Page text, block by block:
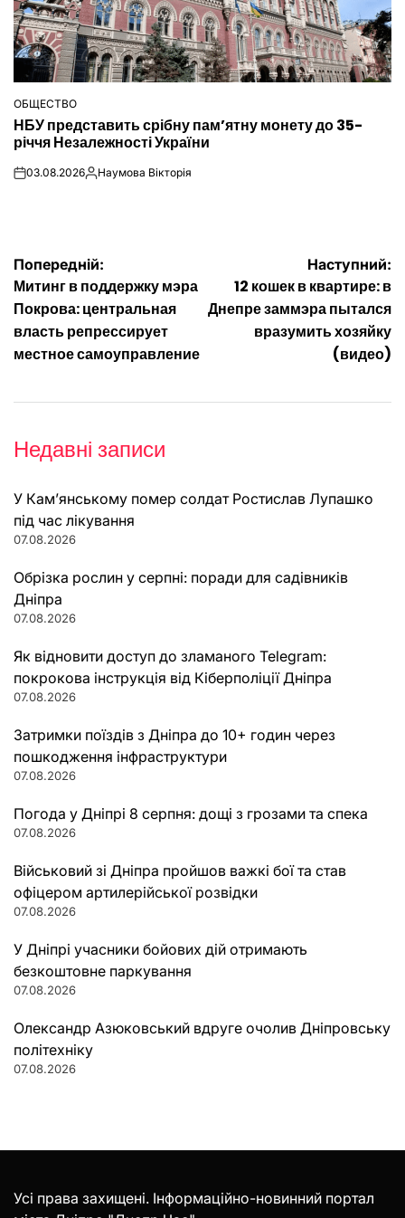
ОПУБЛІКУВАТИ
У
ОБЩЕСТВО
НБУ представить срібну пам’ятну монету до 35-
річчя Незалежності України
on03.08.2026Опубліковано
Наумова Вікторія
Навігація
записів
Попередній:
Митинг в поддержку мэра
Покрова: центральная
власть репрессирует
местное самоуправление
Наступний:
12 кошек в квартире: в
Днепре заммэра пытался
вразумить хозяйку
(видео)
Недавні записи
У Кам’янському помер солдат Ростислав Лупашко
під час лікування
07.08.2026
Обрізка рослин у серпні: поради для садівників
Дніпра
07.08.2026
Як відновити доступ до зламаного Telegram:
покрокова інструкція від Кіберполіції Дніпра
07.08.2026
Затримки поїздів з Дніпра до 10+ годин через
пошкодження інфраструктури
07.08.2026
Погода у Дніпрі 8 серпня: дощі з грозами та спека
07.08.2026
Військовий зі Дніпра пройшов важкі бої та став
офіцером артилерійської розвідки
07.08.2026
У Дніпрі учасники бойових дій отримають
безкоштовне паркування
07.08.2026
Олександр Азюковський вдруге очолив Дніпровську
політехніку
07.08.2026
Усі права захищені. Інформаційно-новинний портал